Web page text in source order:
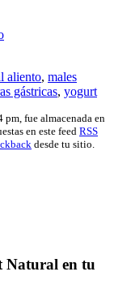
aliento, males
gástricas, yogurt
fue almacenada en
en este feed RSS
desde tu sitio.
Natural en tu